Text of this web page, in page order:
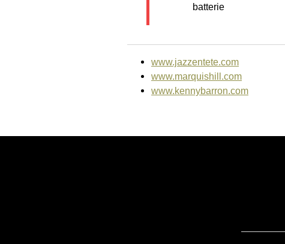
batterie
www.jazzentete.com
www.marquishill.com
www.kennybarron.com